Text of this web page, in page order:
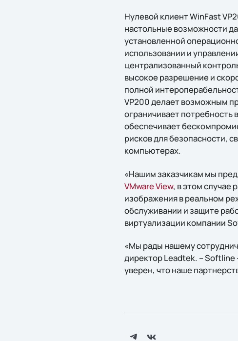
Нулевой клиент WinFast
настольные возможности
установленной
использовании и
централизованный
высокое разрешение и
полной
VP200 делает возможным
ограничивает потребность
обеспечивает
рисков для безопасности,
компьютерах.
«Нашим заказчикам мы
VMware View, в этом случае
изображения в реальном
обслуживании и защите
виртуализации компании
«Мы рады нашему
директор Leadtek. –
уверен, что наше